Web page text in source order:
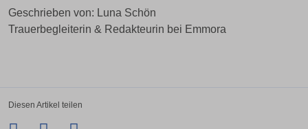
Geschrieben von: Luna Schön
Trauerbegleiterin & Redakteurin bei Emmora
Diesen Artikel teilen